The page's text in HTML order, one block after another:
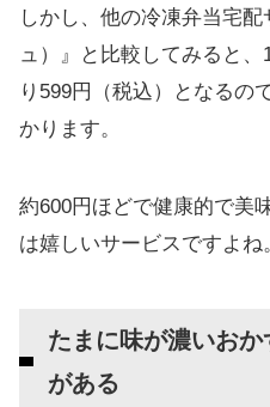
しかし、他の冷凍弁当宅
ュ）』と比較してみると
り599円（税込）となるの
かります。
約600円ほどで健康的で美
は嬉しいサービスですよね
たまに味が濃いお
がある